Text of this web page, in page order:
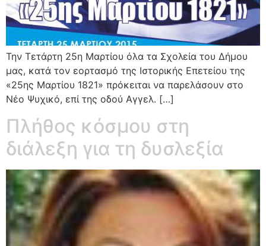
Την Τετάρτη 25η Μαρτίου όλα τα Σχολεία του Δήμου
μας, κατά τον εορτασμό της Ιστορικής Επετείου της
«25ης Μαρτίου 1821» πρόκειται να παρελάσουν στο
Νέο Ψυχικό, επί της οδού Αγγελ. […]
Πλήθος κόσμου στη
διάλεξη για τη δυσλεξία